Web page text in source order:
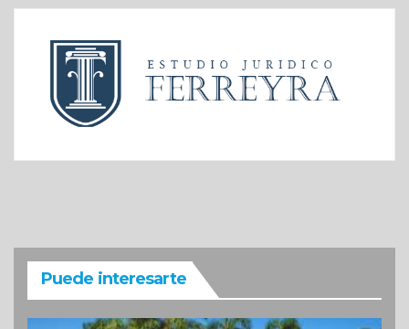
Puede interesarte